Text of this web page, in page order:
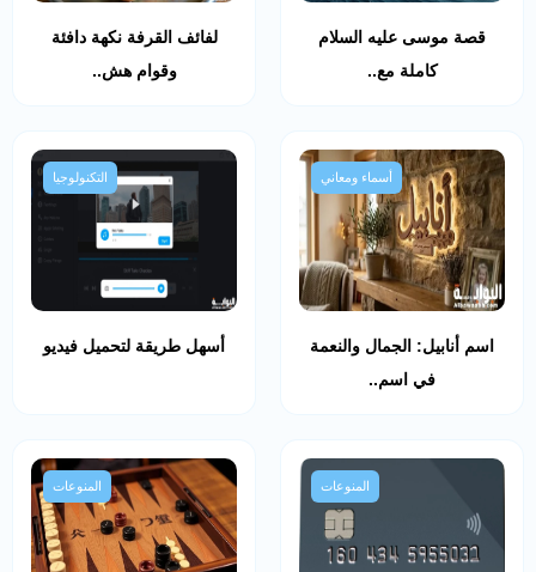
قصة موسى عليه السلام
كاملة مع..
لفائف القرفة نكهة دافئة
وقوام هش..
أسماء ومعاني
اسم أنابيل: الجمال والنعمة
في اسم..
التكنولوجيا
أسهل طريقة لتحميل فيديو
المنوعات المنوعات